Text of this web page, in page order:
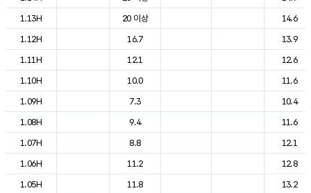
1.13H
20 이상
14.6
1.12H
16.7
13.9
1.11H
12.1
12.6
1.10H
10.0
11.6
1.09H
7.3
10.4
1.08H
9.4
11.6
1.07H
8.8
12.1
1.06H
11.2
12.8
1.05H
11.8
13.2